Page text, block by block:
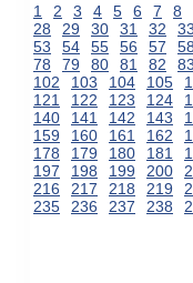
1 2 3 4 5 6 7
8
28
29 30 31 32
53
54 55 56 57
78
79 80 81 82
102
103 104 105
121
122 123 124
140
141 142 143
159
160 161 162
178
179 180 181
197
198 199 200
216
217 218 219
235
236 237 238